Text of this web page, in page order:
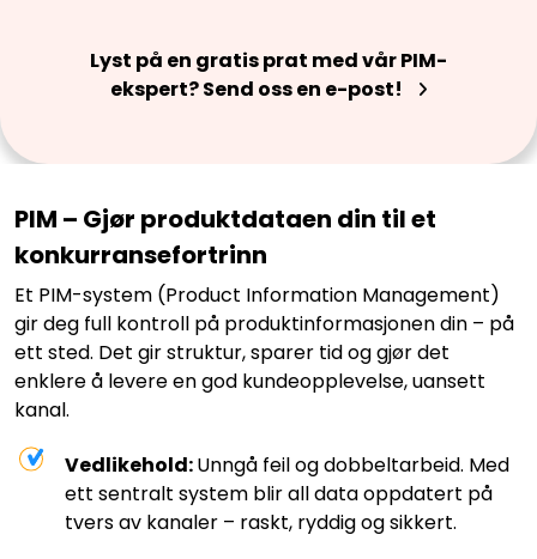
Lyst på en gratis prat med vår PIM-
ekspert? Send oss en e-post!
PIM – Gjør produktdataen din til et
konkurransefortrinn
Et PIM-system (Product Information Management)
gir deg full kontroll på produktinformasjonen din – på
ett sted. Det gir struktur, sparer tid og gjør det
enklere å levere en god kundeopplevelse, uansett
kanal.
Vedlikehold:Unngå feil og dobbeltarbeid. Med
ett sentralt system blir all data oppdatert på
tvers av kanaler – raskt, ryddig og sikkert.